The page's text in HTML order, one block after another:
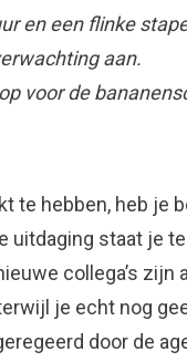
en een flinke
aan.
voor de
te hebben, heb je
uitdaging staat je
collega’s zijn
je echt nog
door de